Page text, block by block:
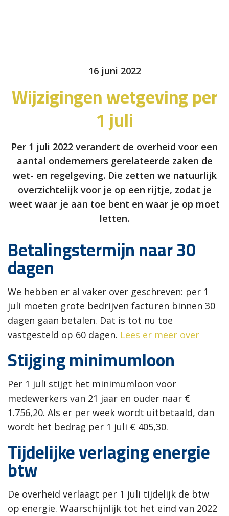
16 juni 2022
Wijzigingen wetgeving per
1 juli
Per 1 juli 2022 verandert de overheid voor een
aantal ondernemers gerelateerde zaken de
wet- en regelgeving. Die zetten we natuurlijk
overzichtelijk voor je op een rijtje, zodat je
weet waar je aan toe bent en waar je op moet
letten.
Betalingstermijn naar 30
dagen
We hebben er al vaker over geschreven: per 1
juli moeten grote bedrijven facturen binnen 30
dagen gaan betalen. Dat is tot nu toe
vastgesteld op 60 dagen. Lees er meer over
Stijging minimumloon
Per 1 juli stijgt het minimumloon voor
medewerkers van 21 jaar en ouder naar €
1.756,20. Als er per week wordt uitbetaald, dan
wordt het bedrag per 1 juli € 405,30.
Tijdelijke verlaging energie
btw
De overheid verlaagt per 1 juli tijdelijk de btw
op energie. Waarschijnlijk tot het eind van 2022